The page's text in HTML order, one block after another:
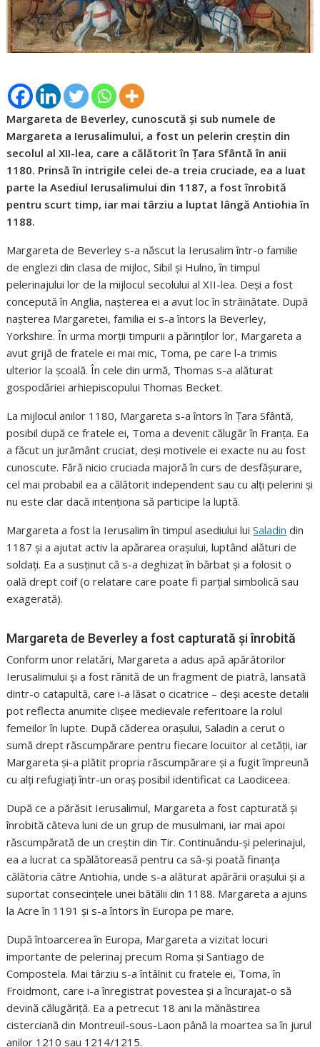
Margareta de Beverley, cunoscută și sub numele de
Margareta a Ierusalimului, a fost un pelerin creștin din
secolul al XII-lea, care a călătorit în Țara Sfântă în anii
1180. Prinsă în intrigile celei de-a treia cruciade, ea a luat
parte la Asediul Ierusalimului din 1187, a fost înrobită
pentru scurt timp, iar mai târziu a luptat lângă Antiohia în
1188.
Margareta de Beverley s-a născut la Ierusalim într-o familie
de englezi din clasa de mijloc, Sibil și Hulno, în timpul
pelerinajului lor de la mijlocul secolului al XII-lea. Deși a fost
concepută în Anglia, nașterea ei a avut loc în străinătate. După
nașterea Margaretei, familia ei s-a întors la Beverley,
Yorkshire. În urma morții timpurii a părinților lor, Margareta a
avut grijă de fratele ei mai mic, Toma, pe care l-a trimis
ulterior la școală. În cele din urmă, Thomas s-a alăturat
gospodăriei arhiepiscopului Thomas Becket.
La mijlocul anilor 1180, Margareta s-a întors în Țara Sfântă,
posibil după ce fratele ei, Toma a devenit călugăr în Franța. Ea
a făcut un jurământ cruciat, deși motivele ei exacte nu au fost
cunoscute. Fără nicio cruciada majoră în curs de desfășurare,
cel mai probabil ea a călătorit independent sau cu alți pelerini și
nu este clar dacă intenționa să participe la luptă.
Margareta a fost la Ierusalim în timpul asediului luiSaladin din
1187 și a ajutat activ la apărarea orașului, luptând alături de
soldați. Ea a susținut că s-a deghizat în bărbat și a folosit o
oală drept coif (o relatare care poate fi parțial simbolică sau
exagerată).
Margareta de Beverley a fost capturată și înrobită
Conform unor relatări, Margareta a adus apă apărătorilor
Ierusalimului și a fost rănită de un fragment de piatră, lansată
dintr-o catapultă, care i-a lăsat o cicatrice – deși aceste detalii
pot reflecta anumite clișee medievale referitoare la rolul
femeilor în lupte. După căderea orașului, Saladin a cerut o
sumă drept răscumpărare pentru fiecare locuitor al cetății, iar
Margareta și-a plătit propria răscumpărare și a fugit împreună
cu alți refugiați într-un oraș posibil identificat ca Laodiceea.
După ce a părăsit Ierusalimul, Margareta a fost capturată și
înrobită câteva luni de un grup de musulmani, iar mai apoi
răscumpărată de un creștin din Tir. Continuându-și pelerinajul,
ea a lucrat ca spălătoreasă pentru ca să-și poată finanța
călătoria către Antiohia, unde s-a alăturat apărării orașului și a
suportat consecințele unei bătălii din 1188. Margareta a ajuns
la Acre în 1191 și s-a întors în Europa pe mare.
După întoarcerea în Europa, Margareta a vizitat locuri
importante de pelerinaj precum Roma și Santiago de
Compostela. Mai târziu s-a întâlnit cu fratele ei, Toma, în
Froidmont, care i-a înregistrat povestea și a încurajat-o să
devină călugăriță. Ea a petrecut 18 ani la mănăstirea
cisterciană din Montreuil-sous-Laon până la moartea sa în jurul
anilor 1210 sau 1214/1215.